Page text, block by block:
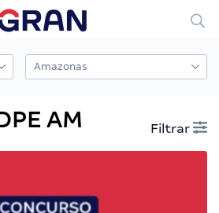
AM Filtrar